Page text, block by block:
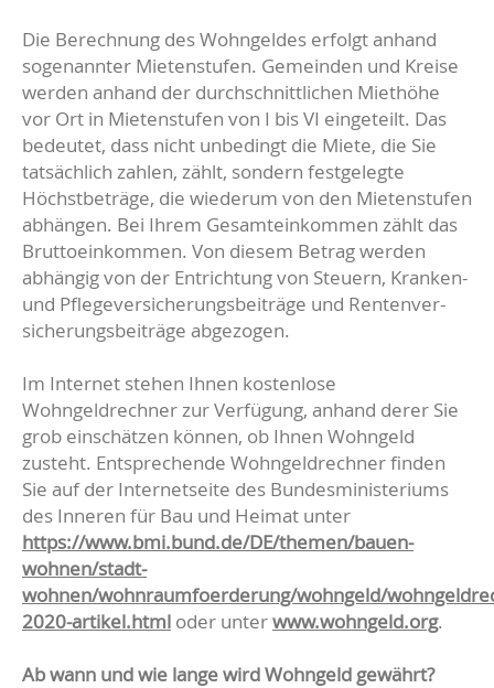
Die Berechnung des Wohngeldes erfolgt anhand
sogenannter Mietenstufen. Gemeinden und Kreise
werden anhand der durchschnittlichen Miethöhe
vor Ort in Mietenstufen von I bis VI eingeteilt. Das
bedeutet, dass nicht unbedingt die Miete, die Sie
tatsächlich zahlen, zählt, sondern festgelegte
Höchstbeträge, die wiederum von den Mietenstufen
abhängen. Bei Ihrem Gesamteinkommen zählt das
Bruttoeinkommen. Von diesem Betrag werden
abhängig von der Entrichtung von Steuern, Kranken-
und Pflegeversicherungsbeiträge und Rentenver-
sicherungsbeiträge abgezogen.
Im Internet stehen Ihnen kostenlose
Wohngeldrechner zur Verfügung, anhand derer Sie
grob einschätzen können, ob Ihnen Wohngeld
zusteht. Entsprechende Wohngeldrechner finden
Sie auf der Internetseite des Bundesministeriums
des Inneren für Bau und Heimat unter
https://www.bmi.bund.de/DE/themen/bauen-
wohnen/stadt-
wohnen/wohnraumfoerderung/wohngeld/
2020-artikel.html oder unterwww.wohngeld.org.
Ab wann und wie lange wird Wohngeld gewährt?